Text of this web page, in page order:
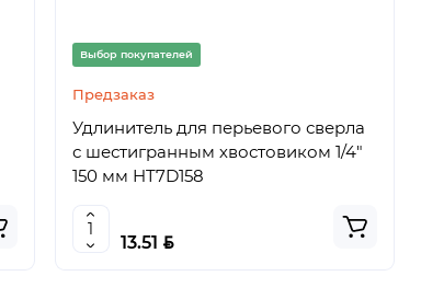
Выбор покупателей
Предзаказ
Удлинитель для перьевого сверла
с шестигранным хвостовиком 1/4″
150 мм HT7D158
13.51 BYN